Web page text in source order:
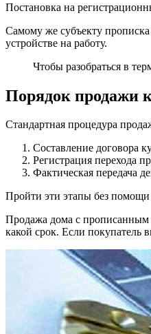
Постановка на
Самому же субъекту
устройстве на работу.
Чтобы разобраться в
Порядок продажи
Стандартная процедура
Составление договора
Регистрация перехода
Фактическая передача
Пройти эти этапы без
Продажа дома с прописанным
какой срок. Если покупатель